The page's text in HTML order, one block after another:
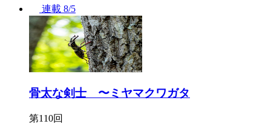
連載 8/5
骨太な剣士 〜ミヤマクワガタ
第110回